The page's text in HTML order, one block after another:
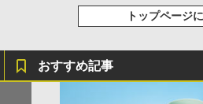
トップページ
おすすめ記事